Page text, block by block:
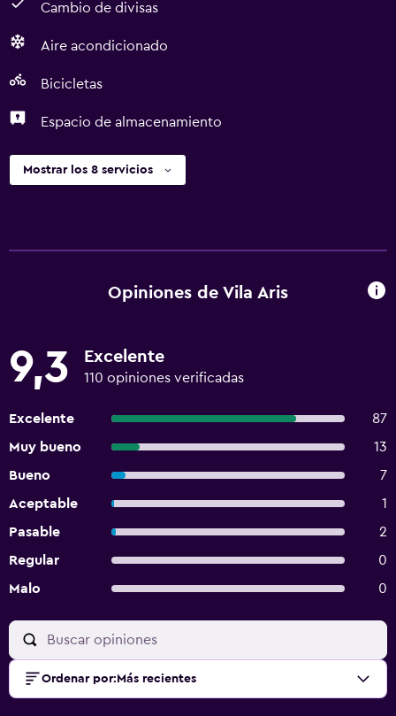
Cambio de divisas
Aire acondicionado
Bicicletas
Espacio de almacenamiento
Mostrar los 8 servicios
Opiniones de Vila Aris
9,3 Excelente
110 opiniones verificadas
Excelente
87
Muy bueno
13
Bueno
7
Aceptable
1
Pasable
2
Regular
0
Malo
0
Ordenar por: Más recientes